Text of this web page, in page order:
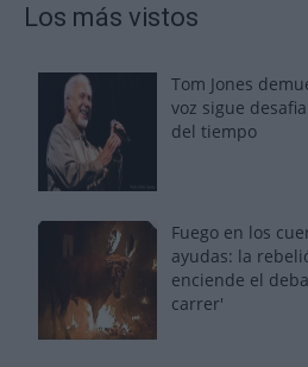
Los más vistos
Tom Jones
voz sigue
del tiempo
Fuego en los
ayudas: la
enciende el
carrer'